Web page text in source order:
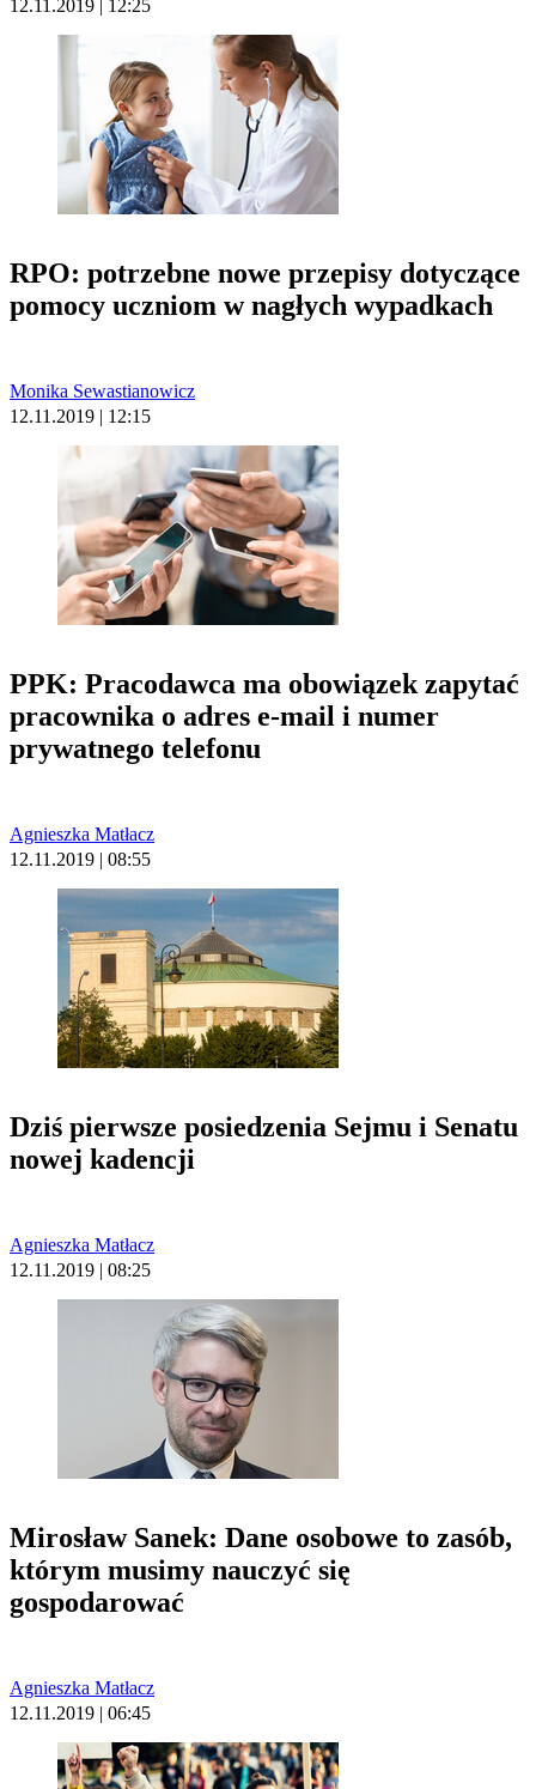
12.11.2019 | 12:25
RPO: potrzebne nowe przepisy dotyczące
pomocy uczniom w nagłych wypadkach
Monika Sewastianowicz
12.11.2019 | 12:15
PPK: Pracodawca ma obowiązek zapytać
pracownika o adres e-mail i numer
prywatnego telefonu
Agnieszka Matłacz
12.11.2019 | 08:55
Dziś pierwsze posiedzenia Sejmu i Senatu
nowej kadencji
Agnieszka Matłacz
12.11.2019 | 08:25
Mirosław Sanek: Dane osobowe to zasób,
którym musimy nauczyć się
gospodarować
Agnieszka Matłacz
12.11.2019 | 06:45